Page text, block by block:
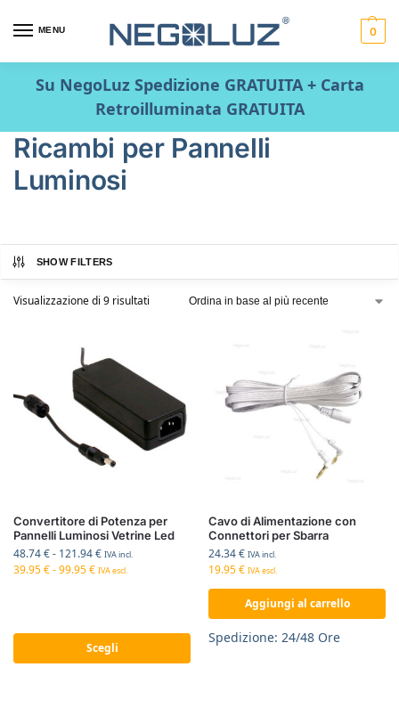
MENU 0
Su NegoLuz Spedizione GRATUITA + Carta
Retroilluminata GRATUITA
Ricambi per Pannelli
Luminosi
SHOW FILTERS
Visualizzazione di 9 risultati
Convertitore di Potenza per
Pannelli Luminosi Vetrine Led
48.74€- 121.94€ IVA incl.
39.95€-99.95€ IVA escl.
Scegli
Cavo di Alimentazione con
Connettori per Sbarra
24.34€ IVA incl.
19.95€ IVA escl.
Aggiungi al carrello
Spedizione: 24/48 Ore